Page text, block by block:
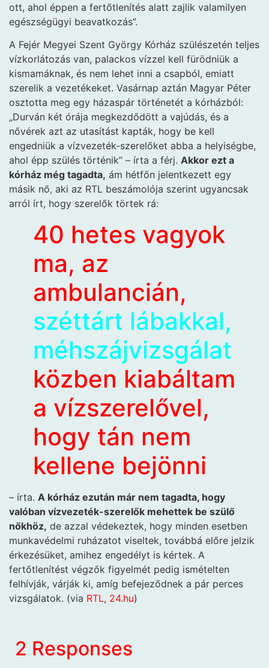
ott, ahol éppen a fertőtlenítés alatt zajlik valamilyen
egészségügyi beavatkozás”.
A Fejér Megyei Szent György Kórház szülészetén teljes
vízkorlátozás van, palackos vízzel kell fürödniük a
kismamáknak, és nem lehet inni a csapból, emiatt
szerelik a vezetékeket. Vasárnap aztán Magyar Péter
osztotta meg egy házaspár történetét a kórházból:
„Durván két órája megkezdődött a vajúdás, és a
nővérek azt az utasítást kapták, hogy be kell
engedniük a vízvezeték-szerelőket abba a helyiségbe,
ahol épp szülés történik” – írta a férj. Akkor ezt a
kórház még tagadta, ám hétfőn jelentkezett egy
másik nő, aki az RTL beszámolója szerint ugyancsak
arról írt, hogy szerelők törtek rá:
40 hetes vagyok
ma, az
ambulancián,
széttárt lábakkal,
méhszájvizsgálat
közben kiabáltam
a vízszerelővel,
hogy tán nem
kellene bejönni
– írta. A kórház ezután már nem tagadta, hogy
valóban vízvezeték-szerelők mehettek be szülő
nőkhöz, de azzal védekeztek, hogy minden esetben
munkavédelmi ruházatot viseltek, továbbá előre jelzik
érkezésüket, amihez engedélyt is kértek. A
fertőtlenítést végzők figyelmét pedig ismételten
felhívják, várják ki, amíg befejeződnek a pár perces
vizsgálatok. (via RTL, 24.hu)
2 Responses